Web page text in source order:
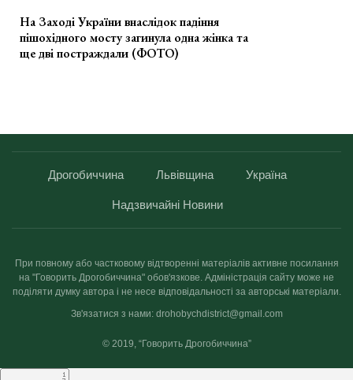
На Заході України внаслідок падіння
пішохідного мосту загинула одна жінка та
ще дві постраждали (ФОТО)
Дрогобиччина Львівщина Україна
Надзвичайні Новини
При повному або частковому відтворенні матеріалів активне посилання
на "Говорить Дрогобиччина" обов'язкове. Адміністрація сайту може не
поділяти думку автора і не несе відповідальності за авторські матеріали.
Зв'язатися з нами: drohobychdistrict@gmail.com
© 2019, “Говорить Дрогобиччина”